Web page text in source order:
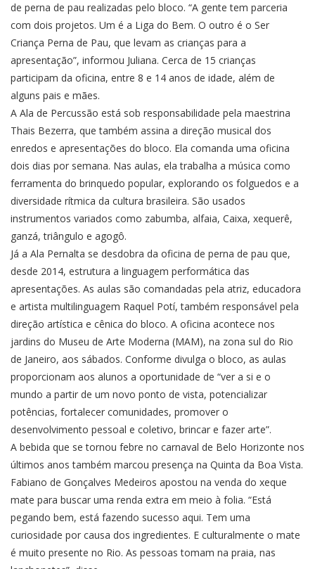
de perna de pau realizadas pelo bloco. “A gente tem parceria
com dois projetos. Um é a Liga do Bem. O outro é o Ser
Criança Perna de Pau, que levam as crianças para a
apresentação”, informou Juliana. Cerca de 15 crianças
participam da oficina, entre 8 e 14 anos de idade, além de
alguns pais e mães.
A Ala de Percussão está sob responsabilidade pela maestrina
Thais Bezerra, que também assina a direção musical dos
enredos e apresentações do bloco. Ela comanda uma oficina
dois dias por semana. Nas aulas, ela trabalha a música como
ferramenta do brinquedo popular, explorando os folguedos e a
diversidade rítmica da cultura brasileira. São usados
instrumentos variados como zabumba, alfaia, Caixa, xequerê,
ganzá, triângulo e agogô.
Já a Ala Pernalta se desdobra da oficina de perna de pau que,
desde 2014, estrutura a linguagem performática das
apresentações. As aulas são comandadas pela atriz, educadora
e artista multilinguagem Raquel Potí, também responsável pela
direção artística e cênica do bloco. A oficina acontece nos
jardins do Museu de Arte Moderna (MAM), na zona sul do Rio
de Janeiro, aos sábados. Conforme divulga o bloco, as aulas
proporcionam aos alunos a oportunidade de “ver a si e o
mundo a partir de um novo ponto de vista, potencializar
potências, fortalecer comunidades, promover o
desenvolvimento pessoal e coletivo, brincar e fazer arte”.
A bebida que se tornou febre no carnaval de Belo Horizonte nos
últimos anos também marcou presença na Quinta da Boa Vista.
Fabiano de Gonçalves Medeiros apostou na venda do xeque
mate para buscar uma renda extra em meio à folia. “Está
pegando bem, está fazendo sucesso aqui. Tem uma
curiosidade por causa dos ingredientes. E culturalmente o mate
é muito presente no Rio. As pessoas tomam na praia, nas